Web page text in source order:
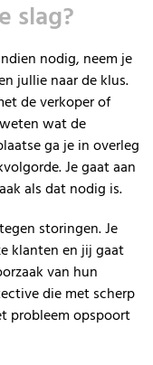
slag?
nodig, neem je
jullie naar de klus.
de verkoper of
wat de
ga je in overleg
Je gaat aan
als dat nodig is.
storingen. Je
klanten en jij gaat
van hun
die met scherp
probleem opspoort